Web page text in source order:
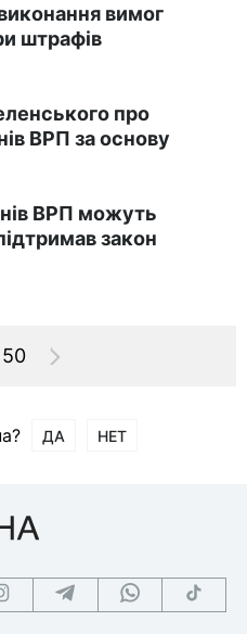
вимог
штрафів
про
ВРП за основу
ВРП можуть
закон
50
ДА НЕТ